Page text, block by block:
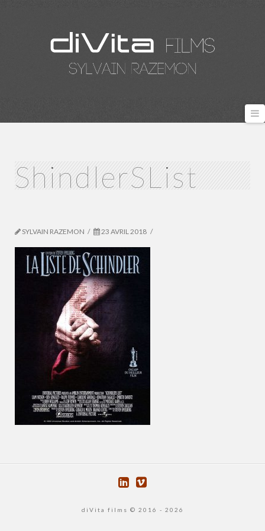
ShindlerSList
SYLVAIN RAZEMON 23 AVRIL 2018
diVita films © 2016 - 2026